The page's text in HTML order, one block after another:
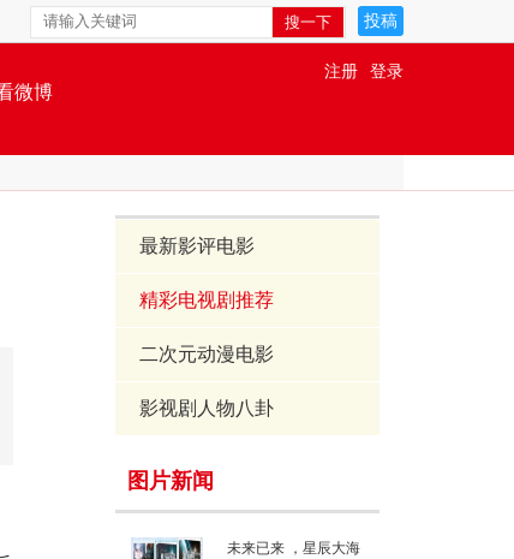
投稿
微博
登录
注册
最新影评电影
精彩电视剧推荐
二次元动漫电影
影视剧人物八卦
图片新闻
未来已来 ，星辰大海